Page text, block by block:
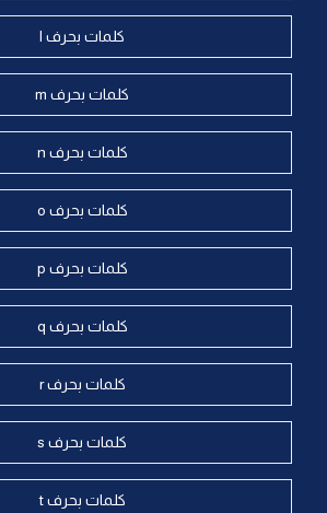
كلمات بحرف l
كلمات بحرف m
كلمات بحرف n
كلمات بحرف o
كلمات بحرف p
كلمات بحرف q
كلمات بحرف r
كلمات بحرف s
كلمات بحرف t